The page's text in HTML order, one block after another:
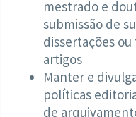
mestrado e
submissão de
dissertações
artigos
Manter e
políticas
de